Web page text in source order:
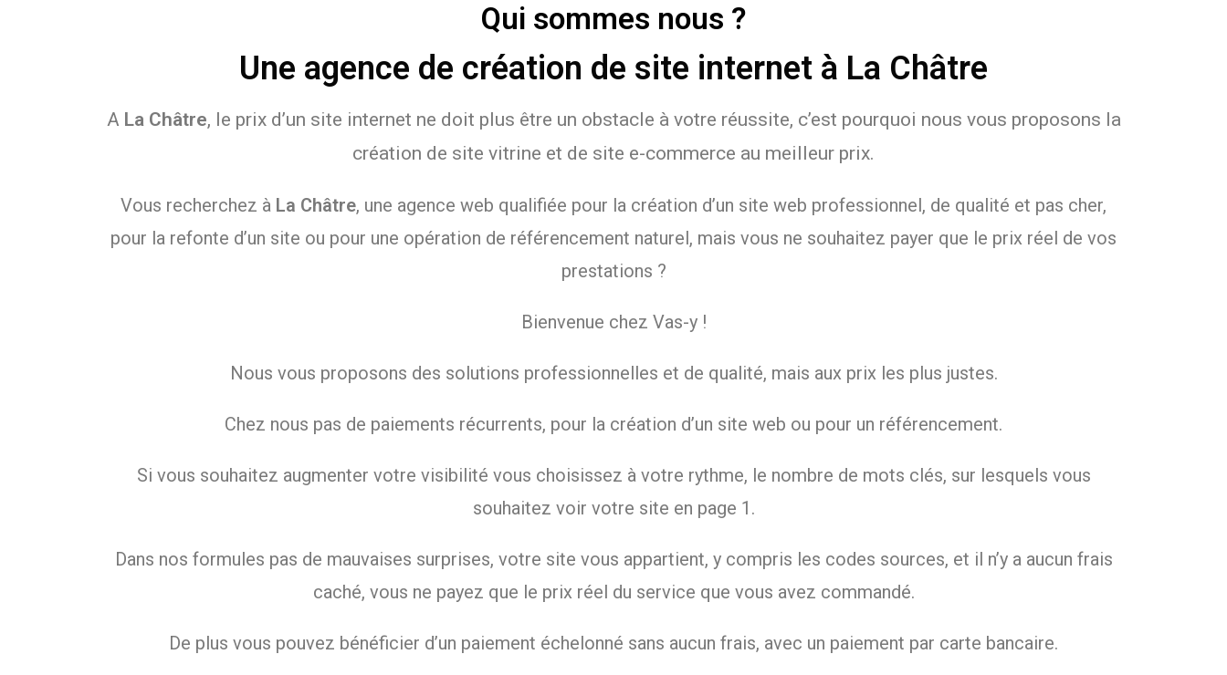
Qui sommes nous ?
Une agence de création de site internet à La Châtre
A La Châtre, le prix d’un site internet ne doit plus être un obstacle à votre réussite, c’est pourquoi nous vous proposons la
création de site vitrine et de site e-commerce au meilleur prix.
Vous recherchez à La Châtre, une agence web qualifiée pour la création d’un site web professionnel, de qualité et pas cher,
pour la refonte d’un site ou pour une opération de référencement naturel, mais vous ne souhaitez payer que le prix réel de vos
prestations ?
Bienvenue chez Vas-y !
Nous vous proposons des solutions professionnelles et de qualité, mais aux prix les plus justes.
Chez nous pas de paiements récurrents, pour la création d’un site web ou pour un référencement.
Si vous souhaitez augmenter votre visibilité vous choisissez à votre rythme, le nombre de mots clés, sur lesquels vous
souhaitez voir votre site en page 1.
Dans nos formules pas de mauvaises surprises, votre site vous appartient, y compris les codes sources, et il n’y a aucun frais
caché, vous ne payez que le prix réel du service que vous avez commandé.
De plus vous pouvez bénéficier d’un paiement échelonné sans aucun frais, avec un paiement par carte bancaire.